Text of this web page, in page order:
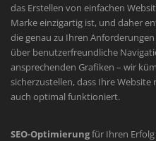
das Erstellen von einfachen
Marke einzigartig ist, und daher
die genau zu Ihren
über benutzerfreundliche
ansprechenden Grafiken – wir
sicherzustellen, dass Ihre
auch optimal funktioniert.
SEO-Optimierungfür Ihren